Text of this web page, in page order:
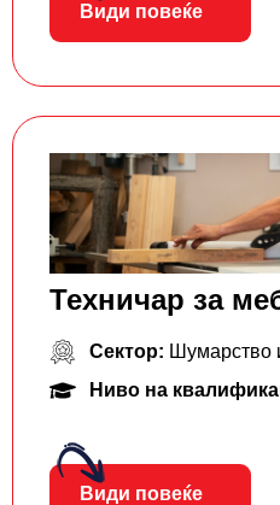
Види повеќе
Техничар за
Сектор: Шумарство
Ниво на
Види повеќе